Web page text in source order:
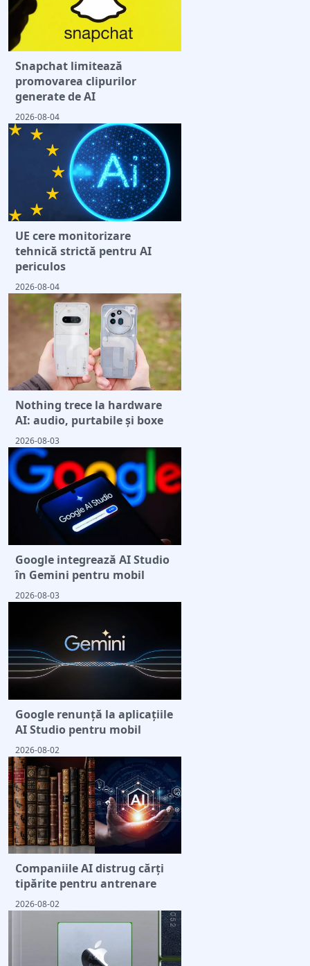
Snapchat limitează
promovarea clipurilor
generate de AI
2026-08-04
UE cere monitorizare
tehnică strictă pentru AI
periculos
2026-08-04
Nothing trece la hardware
AI: audio, purtabile și boxe
2026-08-03
Google integrează AI Studio
în Gemini pentru mobil
2026-08-03
Google renunță la aplicațiile
AI Studio pentru mobil
2026-08-02
Companiile AI distrug cărți
tipărite pentru antrenare
2026-08-02